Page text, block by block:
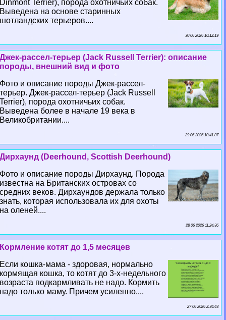
Dinmont Terrier), порода охотничьих собак.
Выведена на основе старинных
шотландских терьеров....
30 06 2026 10:12:19
Джек-рассел-терьер (Jack Russell Terrier): описание
породы, внешний вид и фото
Фото и описание породы Джек-рассел-
терьер. Джек-рассел-терьер (Jack Russell
Terrier), порода охотничьих собак.
Выведена более в начале 19 века в
Великобритании....
29 06 2026 10:41:37
Дирхаунд (Deerhound, Scottish Deerhound)
Фото и описание породы Дирхаунд. Порода
известна на Британских островах со
средних веков. Дирхаундов держала только
знать, которая использовала их для охоты
на оленей....
28 06 2026 11:24:36
Кормление котят до 1,5 месяцев
Если кошка-мама - здоровая, нормально
кормящая кошка, то котят до 3-х-недельного
возраста подкармливать не надо. Кормить
надо только маму. Причем усиленно....
27 06 2026 2:34:43